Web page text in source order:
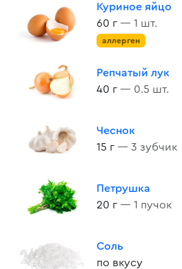
Куриное яйцо
60 г — 1 шт.
аллерген
Репчатый лук
40 г — 0.5 шт.
Чеснок
15 г — 3 зубчик
Петрушка
20 г — 1 пучок
Соль
по вкусу